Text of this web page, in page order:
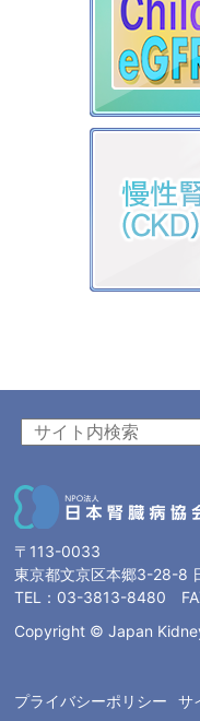
〒113-0033
東京都文京区本郷3-28-8
TEL：03-3813-8480
Copyright © Japan
プライバシーポリシー サ